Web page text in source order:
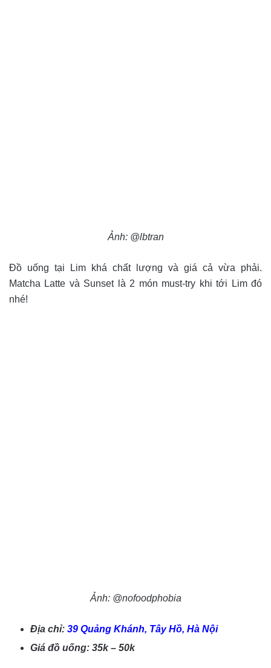
Ảnh: @lbtran
Đồ uống tại Lim khá chất lượng và giá cả vừa phải.
Matcha Latte và Sunset là 2 món must-try khi tới Lim đó
nhé!
Ảnh: @nofoodphobia
Địa chỉ: 39 Quảng Khánh, Tây Hồ, Hà Nội
Giá đồ uống: 35k – 50k